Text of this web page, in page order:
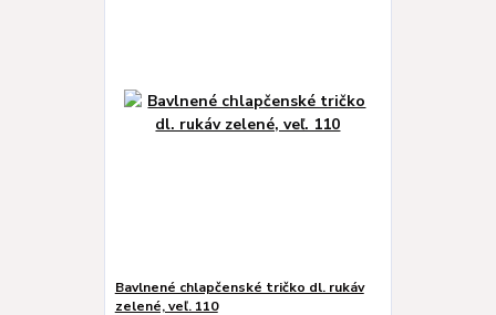
Bavlnené chlapčenské tričko dl. rukáv
zelené, veľ. 110